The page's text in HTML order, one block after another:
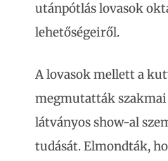
utánpótlás lovasok
lehetőségeiről.
A lovasok mellett a
megmutatták
látványos show-al
tudását. Elmondták,